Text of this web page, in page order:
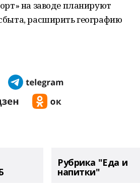
на заводе планируют
расширить географию
Рубрика "Еда и
напитки"